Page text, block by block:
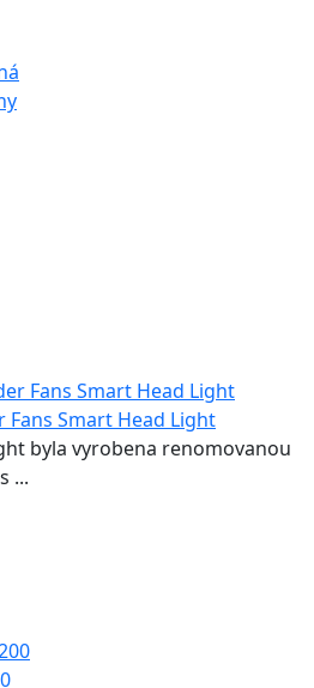
Fans Smart Head Light
byla vyrobena renomovanou
...